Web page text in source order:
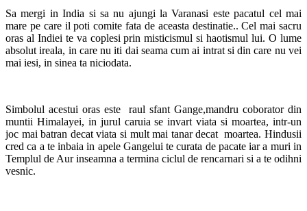
Sa mergi in India si sa nu ajungi la Varanasi este pacatul cel mai
mare pe care il poti comite fata de aceasta destinatie.. Cel mai sacru
oras al Indiei te va coplesi prin misticismul si haotismul lui. O lume
absolut ireala, in care nu iti dai seama cum ai intrat si din care nu vei
mai iesi, in sinea ta niciodata.
Simbolul acestui oras este raul sfant Gange,mandru coborator din
muntii Himalayei, in jurul caruia se invart viata si moartea, intr-un
joc mai batran decat viata si mult mai tanar decat moartea. Hindusii
cred ca a te inbaia in apele Gangelui te curata de pacate iar a muri in
Templul de Aur inseamna a termina ciclul de rencarnari si a te odihni
vesnic.